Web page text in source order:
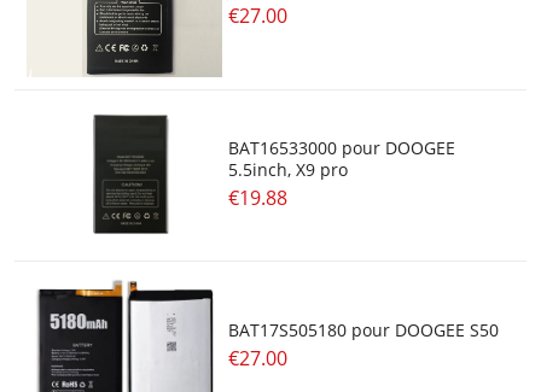
€27.00
BAT16533000 pour DOOGEE
5.5inch, X9 pro
€19.88
BAT17S505180 pour DOOGEE S50
€27.00